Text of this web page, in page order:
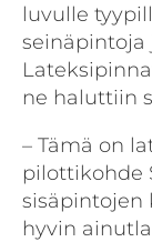
luvulle
seinäpintoja
ne haluttiin
– Tämä on
pilottikohde
sisäpintojen
hyvin